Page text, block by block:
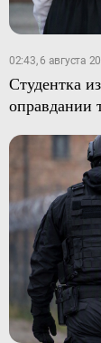
02:43, 6 августа
Студентка
оправдании